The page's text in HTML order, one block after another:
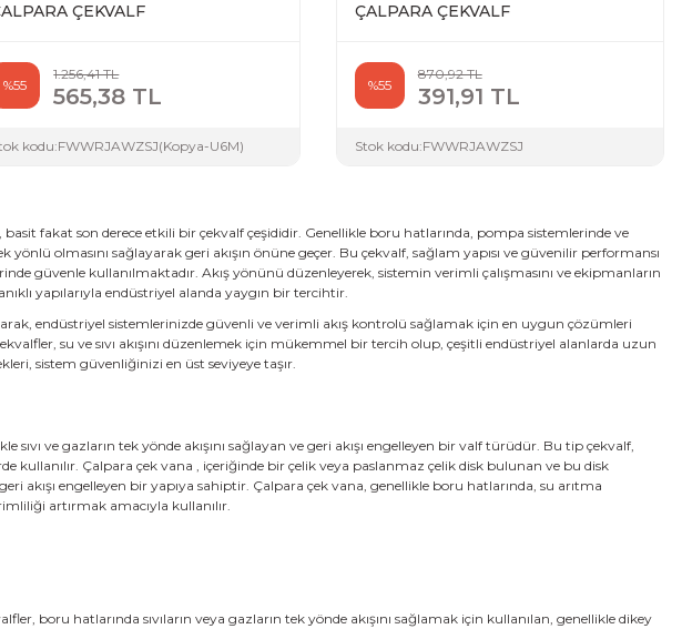
ÇEKVALF
%55
1.256,41 TL
565,38 TL
kodu:FWWRJAWZSJ(Kopya-U6M)
ÇALPARA ÇEKVALF
%55
870,92 TL
391,91 TL
Stok kodu:FWWRJAWZSJ
basit fakat son derece etkili bir çekvalf çeşididir. Genellikle boru hatlarında, pompa sistemlerinde ve
yönlü olmasını sağlayarak geri akışın önüne geçer. Bu çekvalf, sağlam yapısı ve güvenilir performansı
güvenle kullanılmaktadır. Akış yönünü düzenleyerek, sistemin verimli çalışmasını ve ekipmanların
yapılarıyla endüstriyel alanda yaygın bir tercihtir.
endüstriyel sistemlerinizde güvenli ve verimli akış kontrolü sağlamak için en uygun çözümleri
su ve sıvı akışını düzenlemek için mükemmel bir tercih olup, çeşitli endüstriyel alanlarda uzun
sistem güvenliğinizi en üst seviyeye taşır.
sıvı ve gazların tek yönde akışını sağlayan ve geri akışı engelleyen bir valf türüdür. Bu tip çekvalf,
kullanılır. Çalpara çek vana , içeriğinde bir çelik veya paslanmaz çelik disk bulunan ve bu disk
akışı engelleyen bir yapıya sahiptir. Çalpara çek vana, genellikle boru hatlarında, su arıtma
artırmak amacıyla kullanılır.
boru hatlarında sıvıların veya gazların tek yönde akışını sağlamak için kullanılan, genellikle dikey